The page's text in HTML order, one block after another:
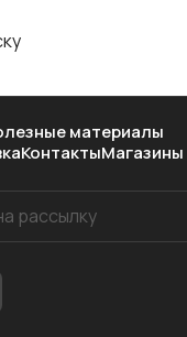
материалы
КонтактыМагазины